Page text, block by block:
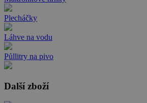
Plecháčky
Láhve na vodu
Půllitry na pivo
Další zboží